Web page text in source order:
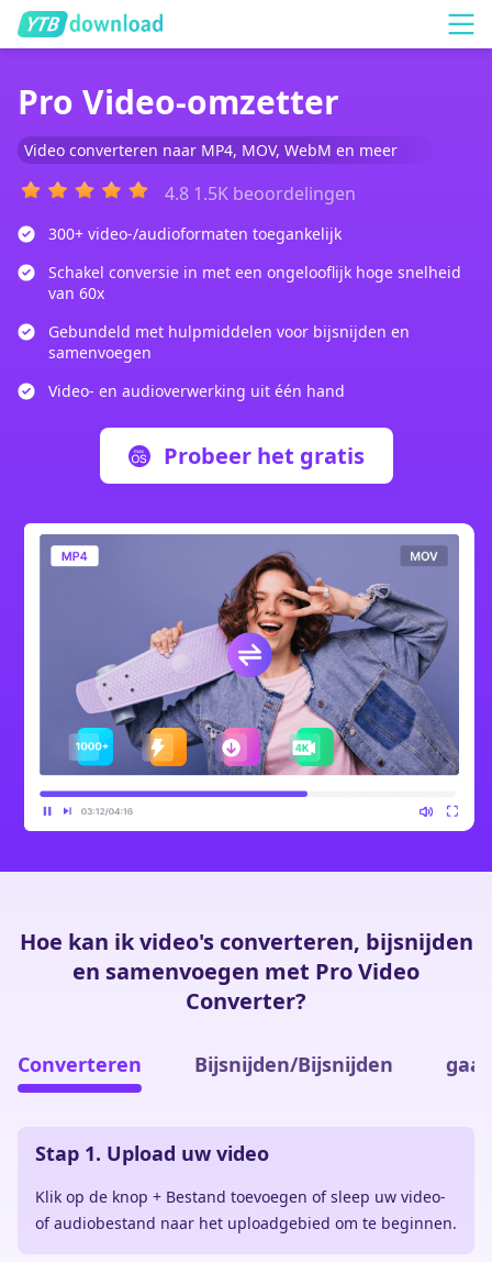
Pro Video-omzetter
Video converteren naar MP4, MOV, WebM en meer
4.8 1.5K beoordelingen
300+ video-/audioformaten toegankelijk
Schakel conversie in met een ongelooflijk hoge snelheid
van 60x
Gebundeld met hulpmiddelen voor bijsnijden en
samenvoegen
Video- en audioverwerking uit één hand
Probeer het gratis
Hoe kan ik video's converteren, bijsnijden
en samenvoegen met Pro Video
Converter?
Converteren Bijsnijden/Bijsnijden
Stap 1. Upload uw video
Klik op de knop + Bestand toevoegen of sleep uw video-
of audiobestand naar het uploadgebied om te beginnen.